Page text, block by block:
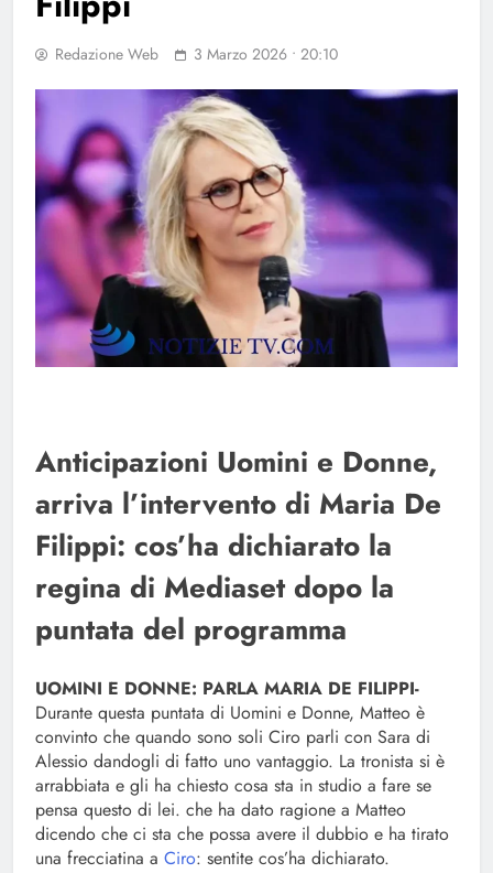
Redazione Web 3 Marzo 2026 • 20:10
Anticipazioni Uomini e Donne,
arriva l’intervento di Maria De
Filippi: cos’ha dichiarato la
regina di Mediaset dopo la
puntata del programma
UOMINI E DONNE: PARLA MARIA DE FILIPPI-
Durante questa puntata di Uomini e Donne, Matteo è
convinto che quando sono soli Ciro parli con Sara di
Alessio dandogli di fatto uno vantaggio. La tronista si è
arrabbiata e gli ha chiesto cosa sta in studio a fare se
pensa questo di lei. che ha dato ragione a Matteo
dicendo che ci sta che possa avere il dubbio e ha tirato
una frecciatina a Ciro: sentite cos’ha dichiarato.